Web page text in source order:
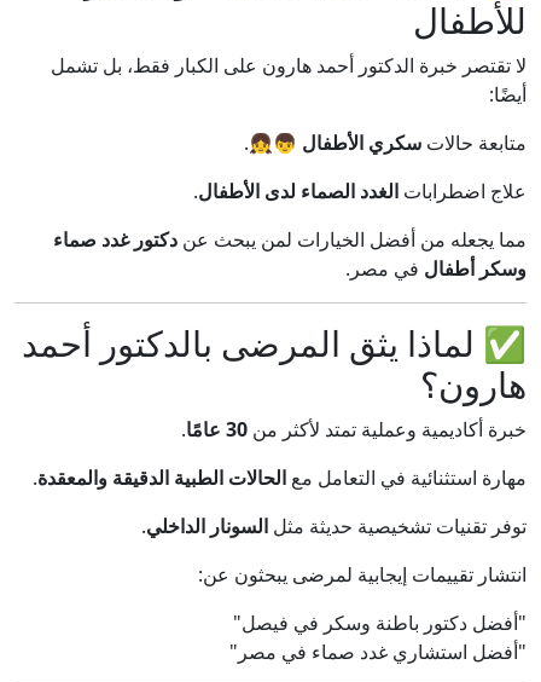
للأطفال
لا تقتصر خبرة الدكتور أحمد هارون على الكبار فقط، بل تشمل
أيضًا:
متابعة حالات سكري الأطفال 👦👧.
علاج اضطرابات الغدد الصماء لدى الأطفال.
مما يجعله من أفضل الخيارات لمن يبحث عن دكتور غدد صماء
وسكر أطفال في مصر.
✅ لماذا يثق المرضى بالدكتور أحمد
هارون؟
خبرة أكاديمية وعملية تمتد لأكثر من 30 عامًا
.
مهارة استثنائية في التعامل مع الحالات الطبية الدقيقة والمعقدة.
توفر تقنيات تشخيصية حديثة مثل السونار الداخلي.
انتشار تقييمات إيجابية لمرضى يبحثون عن:
"أفضل دكتور باطنة وسكر في فيصل"
"أفضل استشاري غدد صماء في مصر"